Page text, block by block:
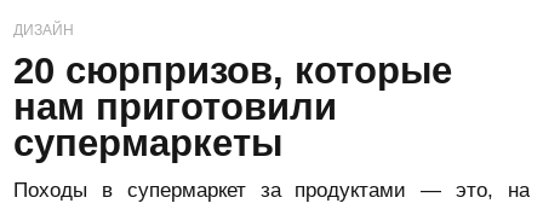
ДИЗАЙН
20 сюрпризов, которые
нам приготовили
супермаркеты
Походы в супермаркет за продуктами — это, на